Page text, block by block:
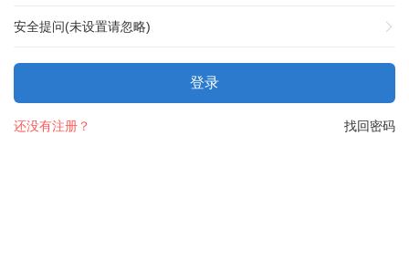
安全提问(未设置请忽略)
登录
找回密码
还没有注册？